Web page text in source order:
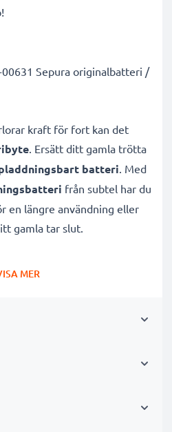
Sepura originalbatteri /
kraft för fort kan det
. Ersätt ditt gamla trötta
batteri. Med
från subtel har du
en längre användning eller
gamla tar slut.
batteri får
hålla kontakten med detta
MER